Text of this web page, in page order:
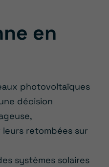
en
photovoltaïques
décision
retombées sur
systèmes solaires